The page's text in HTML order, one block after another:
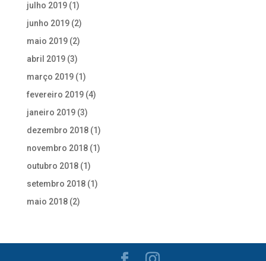
julho 2019(1)
junho 2019(2)
maio 2019(2)
abril 2019(3)
março 2019(1)
fevereiro 2019(4)
janeiro 2019(3)
dezembro 2018(1)
novembro 2018(1)
outubro 2018(1)
setembro 2018(1)
maio 2018(2)